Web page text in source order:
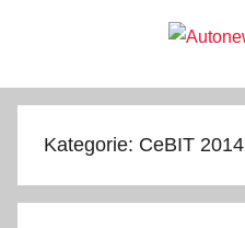
Autonews-
123.de
Kategorie: CeBIT 2014